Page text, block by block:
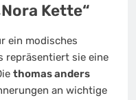
Kette“
ein modisches
repräsentiert sie eine
thomas anders
an wichtige